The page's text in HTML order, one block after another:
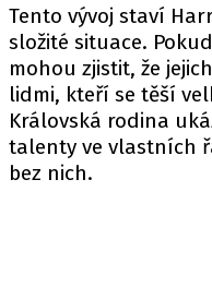
Tento vývoj staví
složité situace.
mohou zjistit, že
lidmi, kteří se těší
Královská rodina
talenty ve vlastních
bez nich.